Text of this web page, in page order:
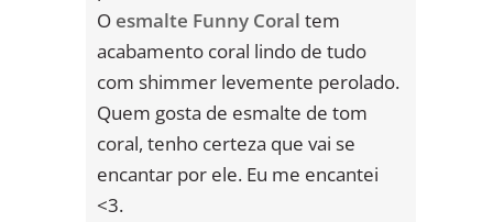
O esmalte Funny Coral tem
acabamento coral lindo de tudo
com shimmer levemente perolado.
Quem gosta de esmalte de tom
coral, tenho certeza que vai se
encantar por ele. Eu me encantei
<3.